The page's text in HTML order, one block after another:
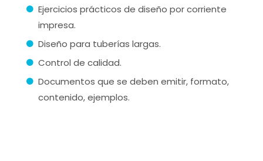
Ejercicios prácticos de diseño por corriente
impresa.
Diseño para tuberías largas.
Control de calidad.
Documentos que se deben emitir, formato,
contenido, ejemplos.